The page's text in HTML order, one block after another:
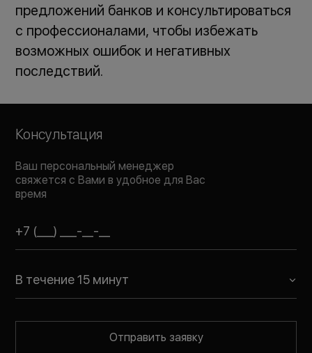
предложений банков и консультироваться
с профессионалами, чтобы избежать
возможных ошибок и негативных
последствий.
Консультация
Ваш персональный менеджер
свяжется с Вами в удобное для Вас
время
В течение 15 минут
Отправить заявку